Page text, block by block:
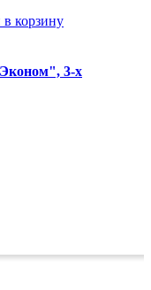
корзину
3-х